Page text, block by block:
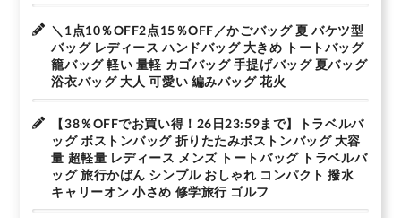
＼1点10％OFF2点15％OFF／かごバッグ 夏 バケツ型
バッグ レディース ハンドバッグ 大きめ トートバッグ
籠バッグ 軽い 量軽 カゴバッグ 手提げバッグ 夏バッグ
浴衣バッグ 大人 可愛い 編みバッグ 花火
【38％OFFでお買い得！26日23:59まで】トラベルバ
ッグ ボストンバッグ 折りたたみボストンバッグ 大容
量 超軽量 レディース メンズ トートバッグ トラベルバ
ッグ 旅行かばん シンプル おしゃれ コンパクト 撥水
キャリーオン 小さめ 修学旅行 ゴルフ